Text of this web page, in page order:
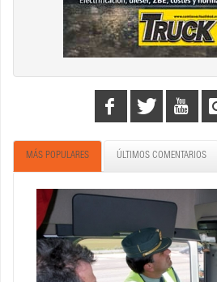
MÁS POPULARES ÚLTIMOS COMENTARIOS